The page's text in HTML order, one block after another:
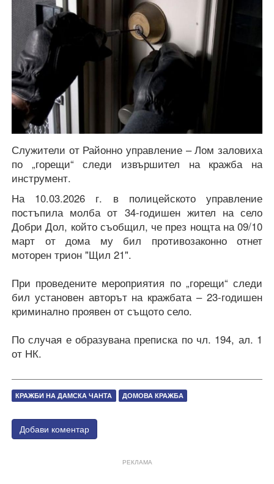
Служители от Районно управление – Лом заловиха
по „горещи“ следи извършител на кражба на
инструмент.
На 10.03.2026 г. в полицейското управление
постъпила молба от 34-годишен жител на село
Добри Дол, който съобщил, че през нощта на 09/10
март от дома му бил противозаконно отнет
моторен трион "Щил 21".
При проведените мероприятия по „горещи“ следи
бил установен авторът на кражбата – 23-годишен
криминално проявен от същото село.
По случая е образувана преписка по чл. 194, ал. 1
от НК.
КРАЖБИ НА ДАМСКА ЧАНТА ДОМОВА КРАЖБА
Добави коментар
РЕКЛАМА